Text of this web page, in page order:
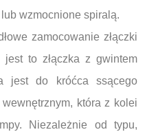
wzmocnione spiralą.
zamocowanie złączki
to złączka z gwintem
jest do króćca ssącego
która z kolei
Niezależnie od typu,